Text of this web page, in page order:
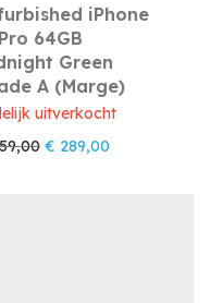
399,00.
iPhone
64GB
Green
A (Marge)
uitverkocht
Oorspronkelijke prijs
€ 289,00